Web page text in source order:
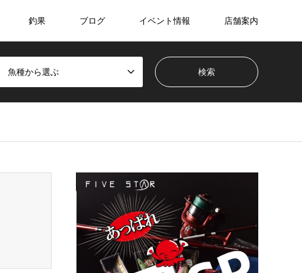
釣果 ブログ イベント情報 店舗案内
魚種から選ぶ